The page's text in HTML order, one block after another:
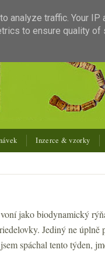
Inzerce & vzorky
jako biodynamický
Jediný ne úplně
spáchal tento týden,
traffic. Your IP
to ensure quality of